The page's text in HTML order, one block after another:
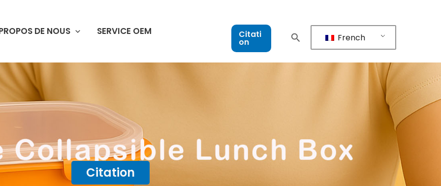
DE NOUS
SERVICE OEM
Citati
on French
Citation